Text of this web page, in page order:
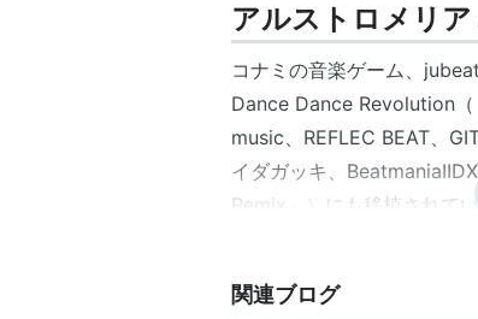
アルストロメリア
コナミの音楽ゲーム、
Dance Dance Revolution
music、REFLEC BEAT、
イダガッキ、
Remix」）にも移植されて
jubeat copiousより登場。
関連ブログ